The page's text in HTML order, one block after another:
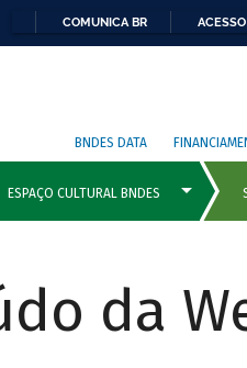
COMUNICA BR
BNDES DATA
da